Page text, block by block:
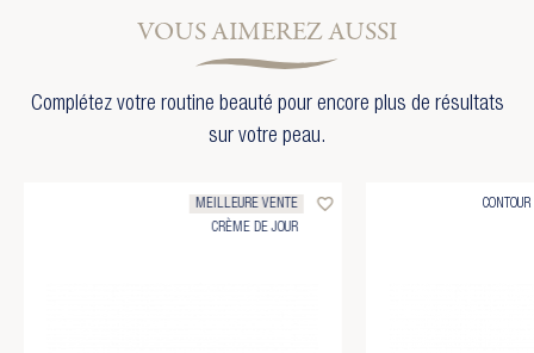
VOUS AIMEREZ AUSSI
Complétez votre routine beauté pour encore plus de résultats
sur votre peau.
MEILLEURE VENTE
CRÈME DE JOUR
favorite_border